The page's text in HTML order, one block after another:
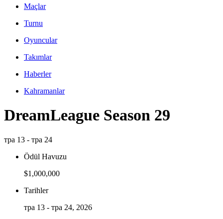
Maçlar
Turnu
Oyuncular
Takımlar
Haberler
Kahramanlar
DreamLeague Season 29
тра 13 - тра 24
Ödül Havuzu
$1,000,000
Tarihler
тра 13 - тра 24, 2026